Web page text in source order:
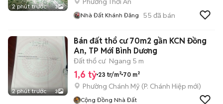
2 phút trước 3
Nhà Đất Khánh Đăng 55 đã bán
2 phút trước 3
Bán đất thổ cư 70m2 gần KCN Đồng
An, TP Mới Bình Dương
Đất thổ cư Ngang 5 m
1,6 tỷ 23 tr/m² 70 m²
Phường Chánh Mỹ (P. Chánh Hiệp mới)
Cộng Đồng Nhà Đất